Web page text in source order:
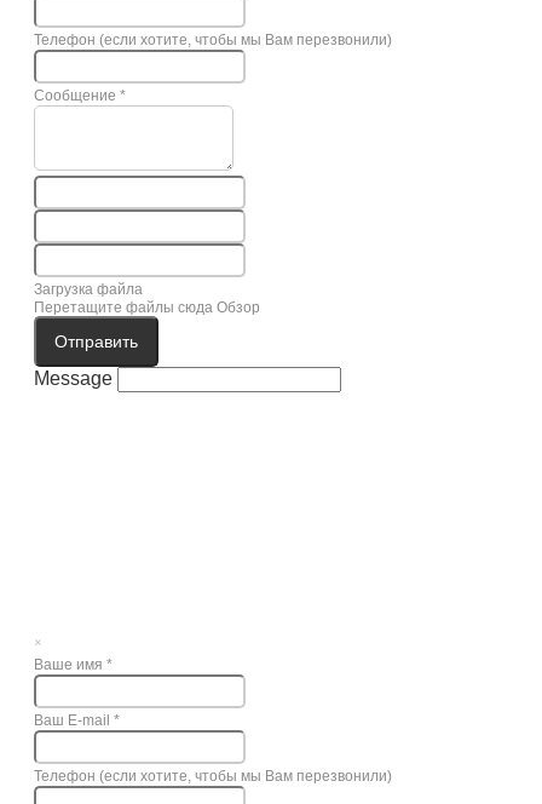
Телефон (если хотите, чтобы мы Вам перезвонили)
Сообщение *
Загрузка файла
Перетащите файлы сюда Обзор
Отправить
Message
×
Ваше имя *
Ваш E-mail *
Телефон (если хотите, чтобы мы Вам перезвонили)